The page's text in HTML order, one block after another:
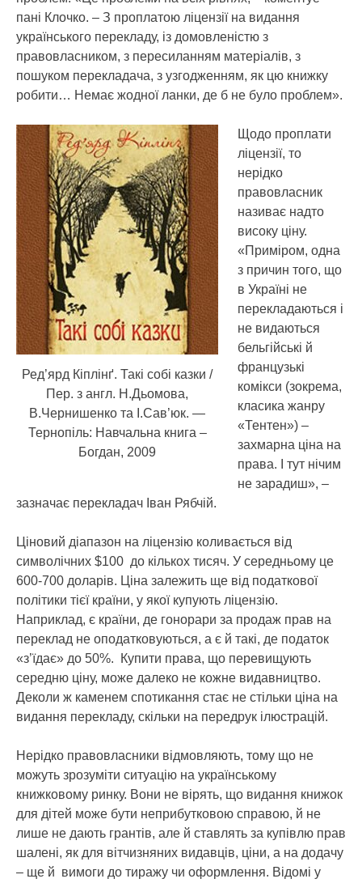
пані Клочко. – З проплатою ліцензії на видання
українського перекладу, із домовленістю з
правовласником, з пересиланням матеріалів, з
пошуком перекладача, з узгодженням, як цю книжку
робити… Немає жодної ланки, де б не було проблем».
Ред’ярд Кіплінґ. Такі собі казки /
Пер. з англ. Н.Дьомова,
В.Чернишенко та І.Сав’юк. —
Тернопіль: Навчальна книга –
Богдан, 2009
Щодо проплати
ліцензії, то
нерідко
правовласник
називає надто
високу ціну.
«Приміром, одна
з причин того, що
в Україні не
перекладаються і
не видаються
бельгійські й
французькі
комікси (зокрема,
класика жанру
«Тентен») –
захмарна ціна на
права. І тут нічим
не зарадиш», –
зазначає перекладач Іван Рябчій.
Ціновий діапазон на ліцензію коливається від
символічних $100 до кількох тисяч. У середньому це
600-700 доларів. Ціна залежить ще від податкової
політики тієї країни, у якої купують ліцензію.
Наприклад, є країни, де гонорари за продаж прав на
переклад не оподатковуються, а є й такі, де податок
«з’їдає» до 50%. Купити права, що перевищують
середню ціну, може далеко не кожне видавництво.
Деколи ж каменем спотикання стає не стільки ціна на
видання перекладу, скільки на передрук ілюстрацій.
Нерідко правовласники відмовляють, тому що не
можуть зрозуміти ситуацію на українському
книжковому ринку. Вони не вірять, що видання книжок
для дітей може бути неприбутковою справою, й не
лише не дають грантів, але й ставлять за купівлю прав
шалені, як для вітчизняних видавців, ціни, а на додачу
– ще й вимоги до тиражу чи оформлення. Відомі у